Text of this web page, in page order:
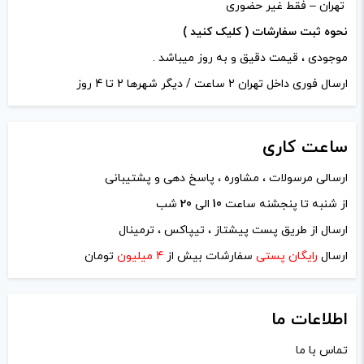
نام*
ایمیل*
تهران – فقط غیر حضوری
نحوه ثبت سفارشات ( کلیک کنید )
موجودی ، قیمت دقیق و به روز میباشد .
ارسال فوری داخل تهران 2 ساعت / دیگر شهرها 2 تا 4 روز
ساعت کاری
ارسالی مرسولات ، مشاوره ، پاسخ دهی و پشتیبانی
از شنبه تا پنجشنه ساعت 10 الی 20 شب
ارسال از طریق پست پیشتاز ، تیپاکس ، ترمینال
ارسال رایگان پستی سفارشات بیش از 4 میلیون تومان
اطلاعات ما
تماس با ما